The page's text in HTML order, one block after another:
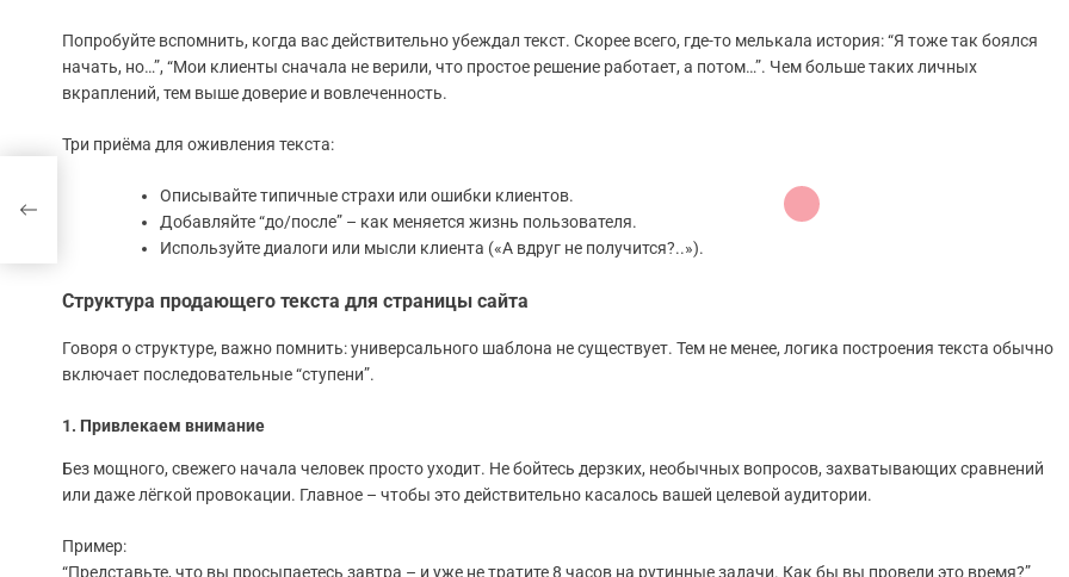
Попробуйте вспомнить, когда вас действительно убеждал текст. Скорее всего, где-то мелькала история: “Я тоже так боялся
начать, но…”, “Мои клиенты сначала не верили, что простое решение работает, а потом…”. Чем больше таких личных
вкраплений, тем выше доверие и вовлеченность.
Три приёма для оживления текста:
Описывайте типичные страхи или ошибки клиентов.
Добавляйте “до/после” – как меняется жизнь пользователя.
Используйте диалоги или мысли клиента («А вдруг не получится?..»).
Структура продающего текста для страницы сайта
Говоря о структуре, важно помнить: универсального шаблона не существует. Тем не менее, логика построения текста обычно
включает последовательные “ступени”.
1. Привлекаем внимание
Без мощного, свежего начала человек просто уходит. Не бойтесь дерзких, необычных вопросов, захватывающих сравнений
или даже лёгкой провокации. Главное – чтобы это действительно касалось вашей целевой аудитории.
Пример:
“Представьте, что вы просыпаетесь завтра – и уже не тратите 8 часов на рутинные задачи. Как бы вы провели это время?”